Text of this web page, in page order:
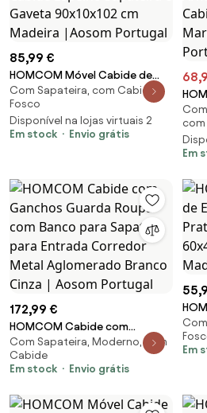
85,99 €
HOMCOM Móvel Cabide de
Entrada de 3 Peças Armário de
Entrada com Cabide Espelho
Sapateira e Gaveta 90x10x102
cm Madeira |Aosom Portugal
Com Sapateira, com Cabide,
Fosco
Disponível na lojas virtuais 2
Em stock
Envio grátis
com
com
Em
172,99 €
HOMCOM Cabide com
Ganchos Guarda Roupa com
Banco para Sapatos para
Entrada Corredor Metal
Aosom Portugal
Com Sapateira, Moderno, com
Cabide
Em stock
Envio grátis
Em